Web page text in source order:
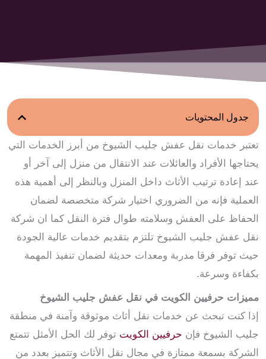
جدول المحتويات
تعتبر خدمات نقل عفش جليب الشيوخ من أبرز الخدمات التي
يحتاجها الأفراد والعائلات عند الانتقال من منزل إلى آخر أو
عند إعادة ترتيب الأثاث داخل المنزل وبالنظر إلى أهمية هذه
العملية فإنه من الضروري اختيار شركة متخصصة لضمان
الحفاظ على العفش وسلامته طوال فترة النقل كما ان شركة
نقل عفش جليب الشيوخ تلتزم بتقديم خدمات عالية الجودة
حيث توفر فرقا مدربة ومعدات حديثة لضمان تنفيذ المهمة
بكفاءة وسرعة.
مميزات حرفيين الكويت في نقل عفش جليب الشيوخ
إذا كنت تبحث عن خدمات نقل أثاث موثوقة وآمنة في منطقة
جليب الشيوخ فإن حرفيين الكويت توفر لك الحل الأمثل تتمتع
الشركة بسمعة ممتازة في مجال نقل الأثاث وتتميز بعدد من